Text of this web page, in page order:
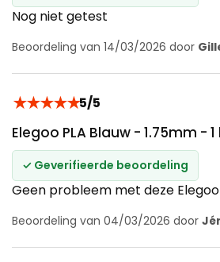
Nog niet getest
Beoordeling van 14/03/2026 door
★★★★★5/5
Elegoo PLA Blauw - 1.75mm - 1
✓ Geverifieerde beoordeling
Geen probleem met deze
Beoordeling van 04/03/2026 door